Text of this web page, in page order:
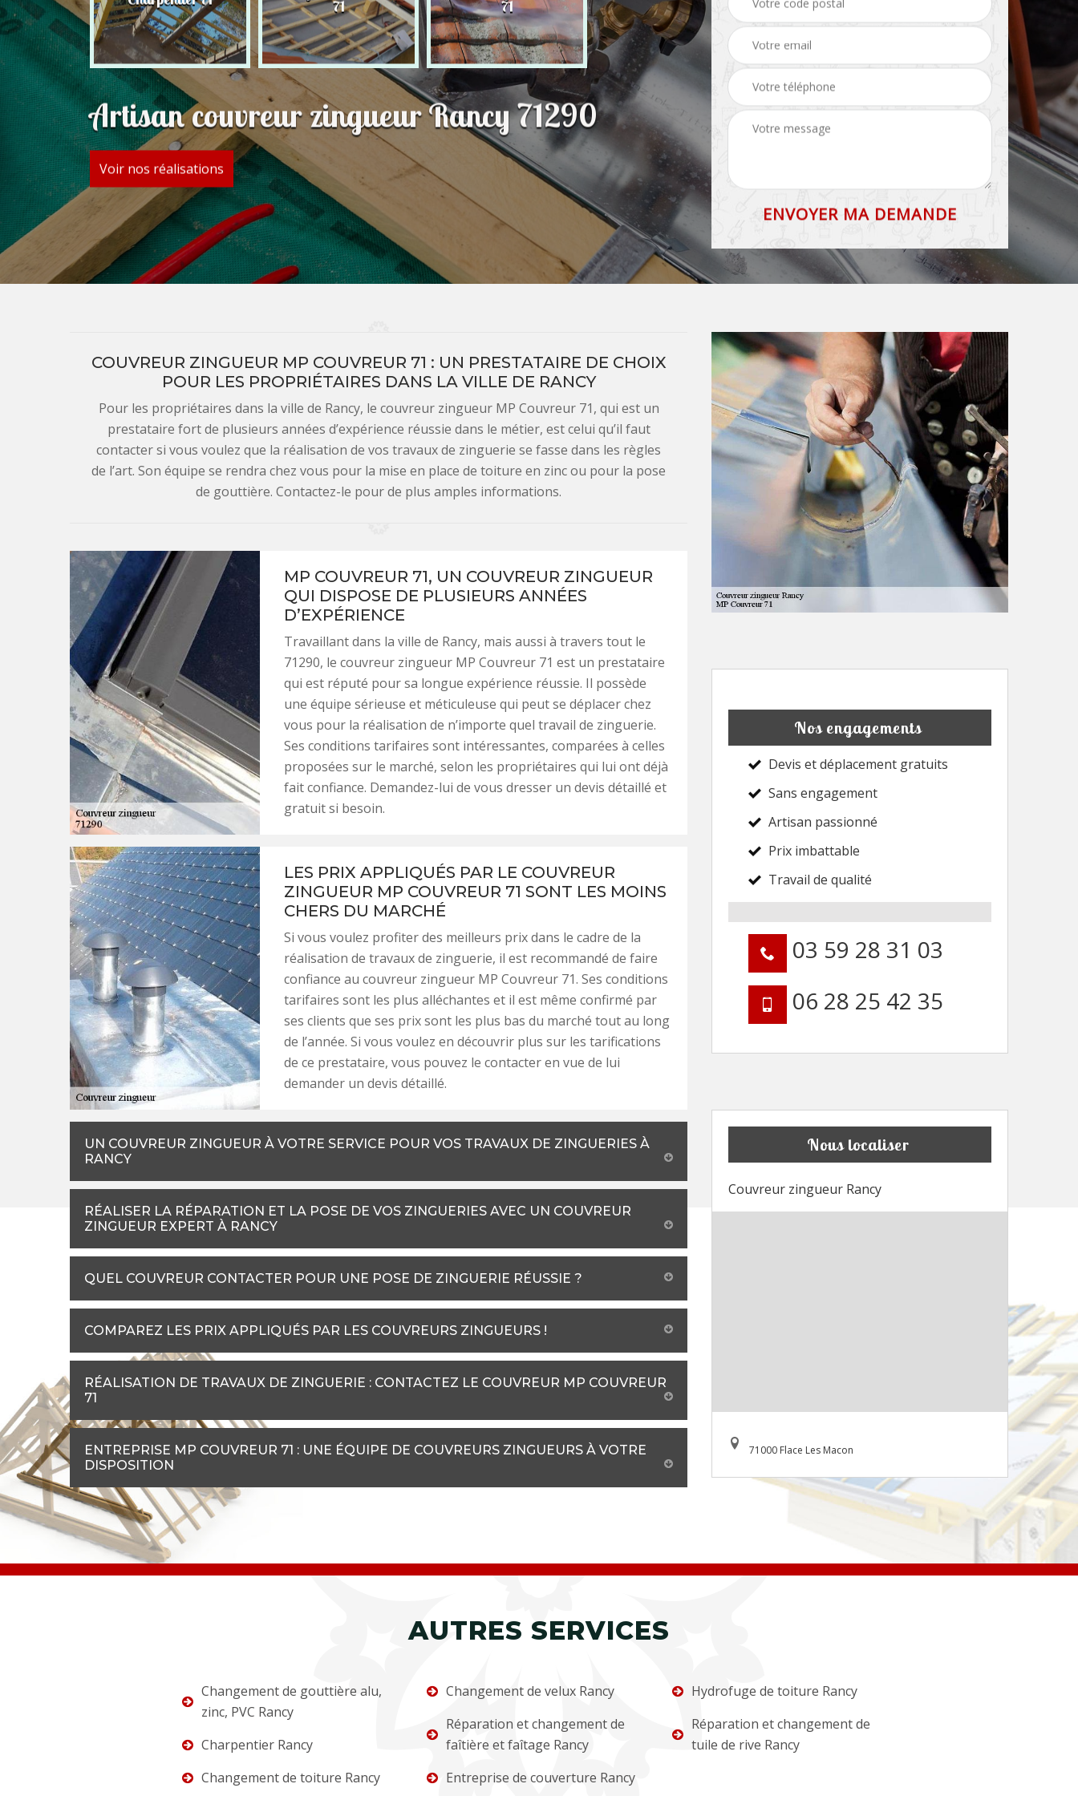
71 71 71 71 et faîtage 71
Artisan couvreur zingueur Rancy 71290
Voir nos réalisations
COUVREUR ZINGUEUR MP COUVREUR 71 : UN PRESTATAIRE DE CHOIX
POUR LES PROPRIÉTAIRES DANS LA VILLE DE RANCY
Pour les propriétaires dans la ville de Rancy, le couvreur zingueur MP Couvreur 71, qui est un
prestataire fort de plusieurs années d’expérience réussie dans le métier, est celui qu’il faut
contacter si vous voulez que la réalisation de vos travaux de zinguerie se fasse dans les règles
de l’art. Son équipe se rendra chez vous pour la mise en place de toiture en zinc ou pour la pose
de gouttière. Contactez-le pour de plus amples informations.
MP COUVREUR 71, UN COUVREUR ZINGUEUR
QUI DISPOSE DE PLUSIEURS ANNÉES
D’EXPÉRIENCE
Travaillant dans la ville de Rancy, mais aussi à travers tout le
71290, le couvreur zingueur MP Couvreur 71 est un prestataire
qui est réputé pour sa longue expérience réussie. Il possède
une équipe sérieuse et méticuleuse qui peut se déplacer chez
vous pour la réalisation de n’importe quel travail de zinguerie.
Ses conditions tarifaires sont intéressantes, comparées à celles
proposées sur le marché, selon les propriétaires qui lui ont déjà
fait confiance. Demandez-lui de vous dresser un devis détaillé et
gratuit si besoin.
LES PRIX APPLIQUÉS PAR LE COUVREUR
ZINGUEUR MP COUVREUR 71 SONT LES MOINS
CHERS DU MARCHÉ
Si vous voulez profiter des meilleurs prix dans le cadre de la
réalisation de travaux de zinguerie, il est recommandé de faire
confiance au couvreur zingueur MP Couvreur 71. Ses conditions
tarifaires sont les plus alléchantes et il est même confirmé par
ses clients que ses prix sont les plus bas du marché tout au long
de l’année. Si vous voulez en découvrir plus sur les tarifications
de ce prestataire, vous pouvez le contacter en vue de lui
demander un devis détaillé.
UN COUVREUR ZINGUEUR À VOTRE SERVICE POUR VOS TRAVAUX DE ZINGUERIES À
RANCY
RÉALISER LA RÉPARATION ET LA POSE DE VOS ZINGUERIES AVEC UN COUVREUR
ZINGUEUR EXPERT À RANCY
QUEL COUVREUR CONTACTER POUR UNE POSE DE ZINGUERIE RÉUSSIE ?
COMPAREZ LES PRIX APPLIQUÉS PAR LES COUVREURS ZINGUEURS !
RÉALISATION DE TRAVAUX DE ZINGUERIE : CONTACTEZ LE COUVREUR MP COUVREUR
71
ENTREPRISE MP COUVREUR 71 : UNE ÉQUIPE DE COUVREURS ZINGUEURS À VOTRE
DISPOSITION
Nos engagements
Devis et déplacement gratuits
Sans engagement
Artisan passionné
Prix imbattable
Travail de qualité
03 59 28 31 03
06 28 25 42 35
Nous localiser
Couvreur zingueur Rancy
71000 Flace Les Macon
AUTRES SERVICES
Changement de gouttière alu,
zinc, PVC Rancy
Charpentier Rancy
Changement de toiture Rancy
Changement de velux Rancy
Réparation et changement de
faîtière et faîtage Rancy
Entreprise de couverture Rancy
Hydrofuge de toiture Rancy
Réparation et changement de
tuile de rive Rancy